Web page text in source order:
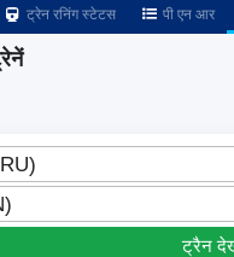
ट्रेन रनिंग स्टेटस पी एन आर
ट्रैन